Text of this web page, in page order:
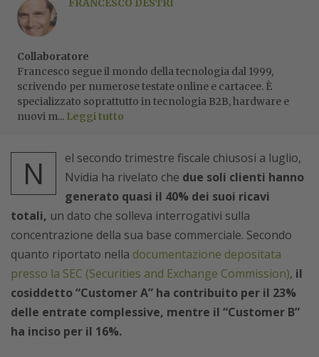
FRANCESCO DESTRI
Collaboratore
Francesco segue il mondo della tecnologia dal 1999,
scrivendo per numerose testate online e cartacee. È
specializzato soprattutto in tecnologia B2B, hardware e
nuovi m... Leggi tutto
N
el secondo trimestre fiscale chiusosi a luglio,
Nvidia ha rivelato che due soli clienti hanno
generato quasi il 40% dei suoi ricavi
totali, un dato che solleva interrogativi sulla
concentrazione della sua base commerciale. Secondo
quanto riportato nella documentazione depositata
presso la SEC (Securities and Exchange Commission), il
cosiddetto “Customer A” ha contribuito per il 23%
delle entrate complessive, mentre il “Customer B”
ha inciso per il 16%.